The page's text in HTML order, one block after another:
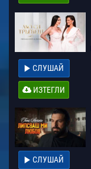
СЛУШАЙ
ИЗТЕГЛИ
СЛУШАЙ